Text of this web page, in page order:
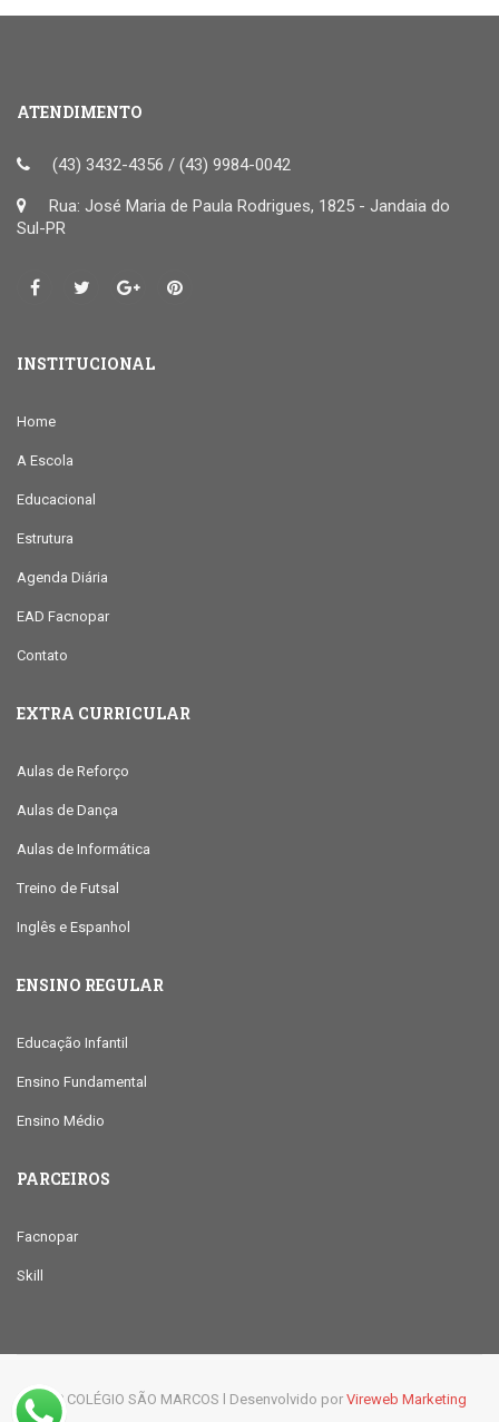
ATENDIMENTO
(43) 3432-4356 / (43) 9984-0042
Rua: José Maria de Paula Rodrigues, 1825 - Jandaia do
Sul-PR
INSTITUCIONAL
Home
A Escola
Educacional
Estrutura
Agenda Diária
EAD Facnopar
Contato
EXTRA CURRICULAR
Aulas de Reforço
Aulas de Dança
Aulas de Informática
Treino de Futsal
Inglês e Espanhol
ENSINO REGULAR
Educação Infantil
Ensino Fundamental
Ensino Médio
PARCEIROS
Facnopar
Skill
© 2019 COLÉGIO SÃO MARCOS l Desenvolvido por Vireweb Marketing